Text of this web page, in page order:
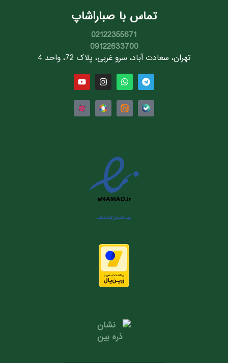
تماس با صباراشاپ
02122355671
09122633700
تهران، سعادت آباد، سرو غربی، پلاک 72، واحد 4